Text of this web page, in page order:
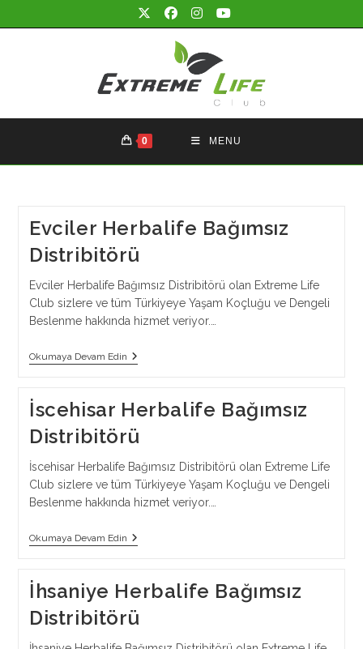
to
0 MENU
Evciler Herbalife Bağımsız
Distribitörü
Evciler Herbalife Bağımsız Distribitörü olan Extreme Life
Club sizlere ve tüm Türkiyeye Yaşam Koçluğu ve Dengeli
Beslenme hakkında hizmet veriyor.…
Okumaya Devam EdinEvciler
İscehisar Herbalife Bağımsız
Distribitörü
İscehisar Herbalife Bağımsız Distribitörü olan Extreme Life
Club sizlere ve tüm Türkiyeye Yaşam Koçluğu ve Dengeli
Beslenme hakkında hizmet veriyor.…
Okumaya Devam Edinİscehisar
İhsaniye Herbalife Bağımsız
Distribitörü